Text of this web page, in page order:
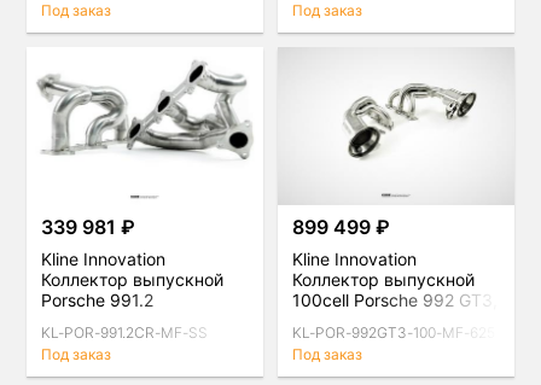
Под заказ
Под заказ
339 981 ₽
Kline Innovation
Коллектор выпускной
Porsche 991.2
комплект
KL-POR-991.2CR-MF-SS
Под заказ
899 499 ₽
Kline Innovation
Коллектор выпускной
100cell Porsche 992 GT3,
KL-POR-992GT3-100-MF-625
Под заказ